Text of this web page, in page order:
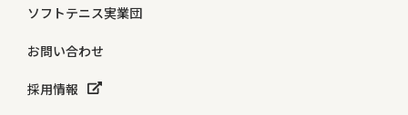
ソフトテニス実業団
お問い合わせ
採用情報